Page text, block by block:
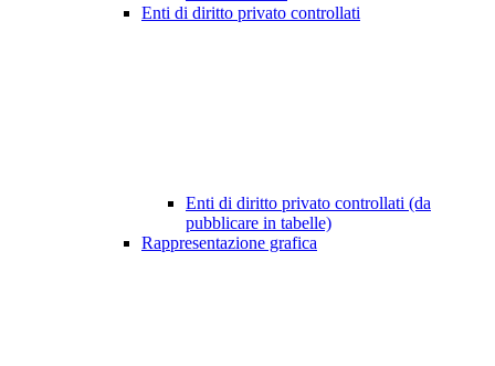
Enti di diritto privato controllati
Enti di diritto privato controllati (da
pubblicare in tabelle)
Rappresentazione grafica